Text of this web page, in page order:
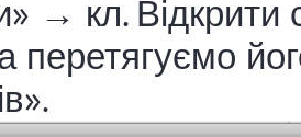
→ кл.
перетягуємо